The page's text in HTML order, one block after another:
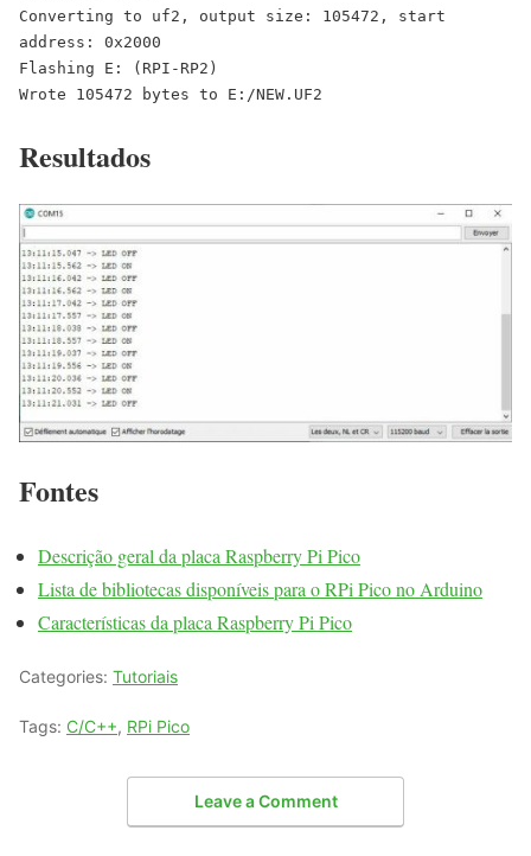
Converting to uf2, output size: 105472, start
address: 0x2000
Flashing E: (RPI-RP2)
Wrote 105472 bytes to E:/NEW.UF2
Resultados
Fontes
Descrição geral da placa Raspberry Pi Pico
Lista de bibliotecas disponíveis para o RPi Pico no Arduino
Características da placa Raspberry Pi Pico
Categories: Tutoriais
Tags: C/C++, RPi Pico
Leave a Comment